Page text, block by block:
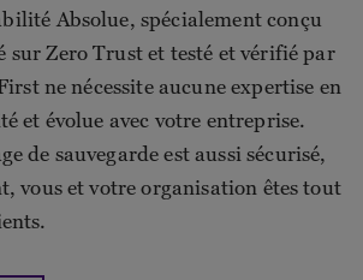
Absolue, spécialement conçu
sur Zero Trust et testé et vérifié par
ne nécessite aucune expertise en
et évolue avec votre entreprise.
de sauvegarde est aussi sécurisé,
vous et votre organisation êtes tout